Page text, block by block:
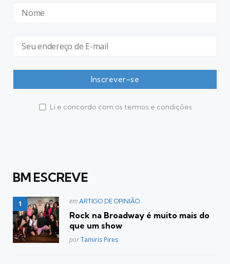
Li e concordo com os termos e condições
BM ESCREVE
Postado
em ARTIGO DE OPINIÃO
Rock na Broadway é muito mais do
que um show
Posted
porTamiris Pires